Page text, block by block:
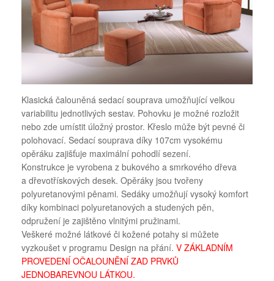
Klasická čalouněná sedací souprava umožňující velkou
variabilitu jednotlivých sestav. Pohovku je možné rozložit
nebo zde umístit úložný prostor. Křeslo může být pevné či
polohovací. Sedací souprava díky 107cm vysokému
opěráku zajišťuje maximální pohodlí sezení.
Konstrukce je vyrobena z bukového a smrkového dřeva
a dřevotřískových desek. Opěráky jsou tvořeny
polyuretanovými pěnami. Sedáky umožňují vysoký komfort
díky kombinaci polyuretanových a studených pěn,
odpružení je zajištěno vlnitými pružinami.
Veškeré možné látkové či kožené potahy si můžete
vyzkoušet v programu Design na přání. V ZÁKLADNÍM
PROVEDENÍ OČALOUNĚNÍ ZAD PRVKŮ
JEDNOBAREVNOU LÁTKOU.